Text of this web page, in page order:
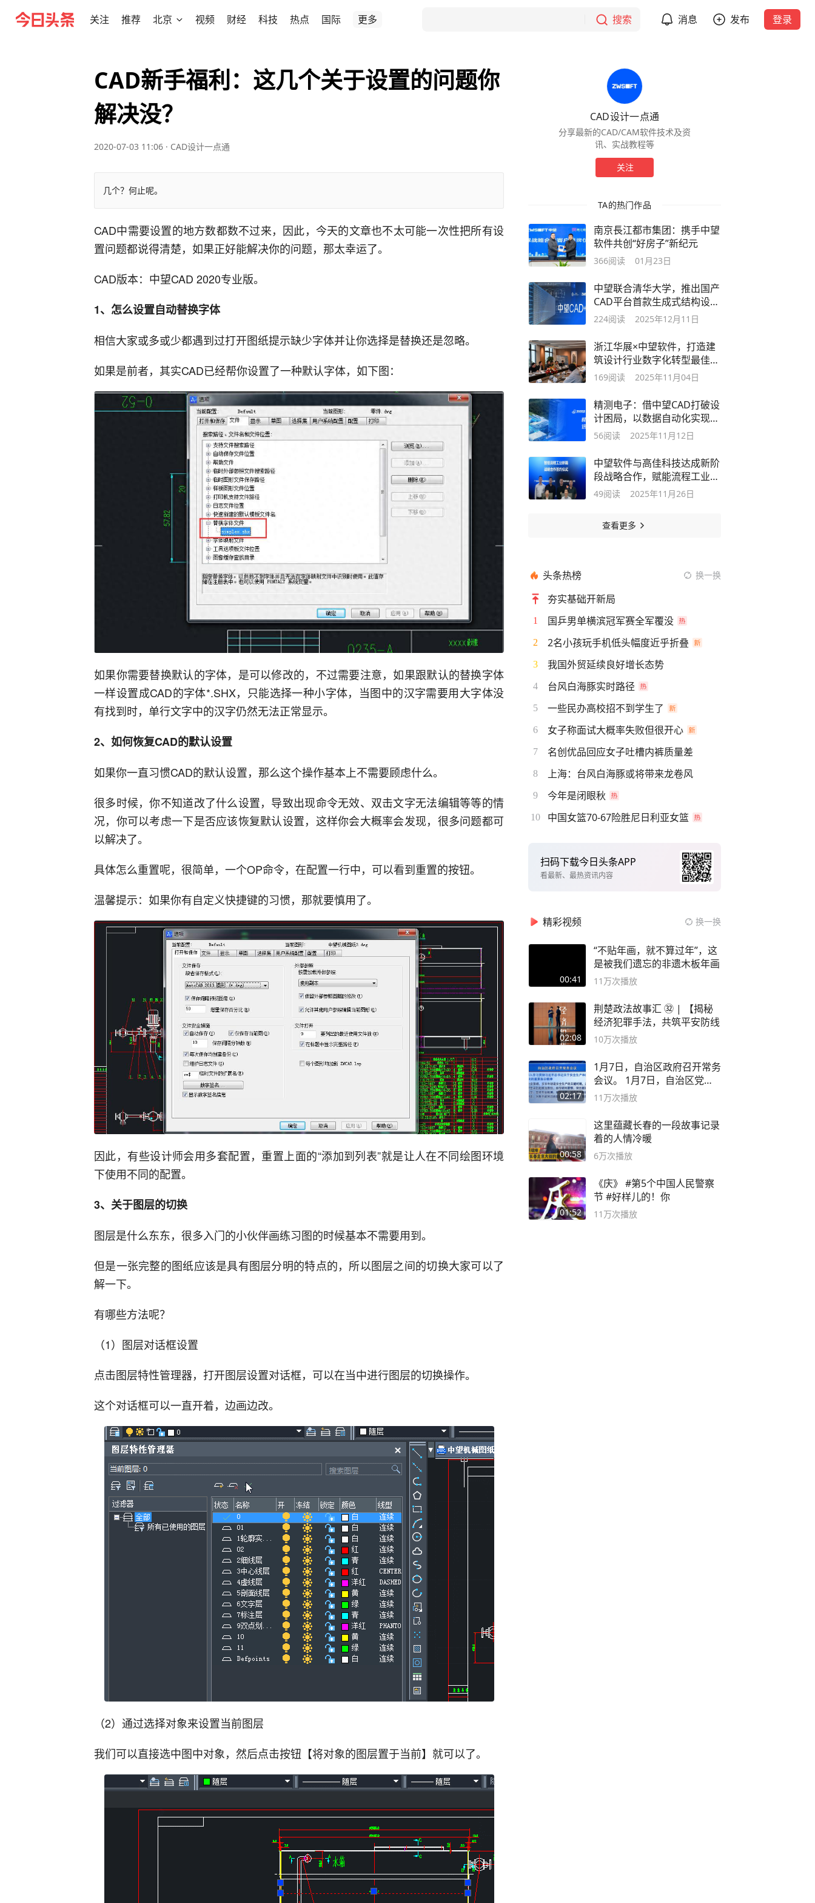
关注 推荐 北京 视频 财经 科技 热点 国际 更多 搜索 消息 发布 登录
CAD新手福利：这几个关于设置的问题你
解决没？
2020-07-03 11:06 · CAD设计一点通
几个？何止呢。
CAD中需要设置的地方数都数不过来，因此，今天的文章也不太可能一次性把所有设
置问题都说得清楚，如果正好能解决你的问题，那太幸运了。
CAD版本：中望CAD 2020专业版。
1、怎么设置自动替换字体
相信大家或多或少都遇到过打开图纸提示缺少字体并让你选择是替换还是忽略。
如果是前者，其实CAD已经帮你设置了一种默认字体，如下图：
如果你需要替换默认的字体，是可以修改的，不过需要注意，如果跟默认的替换字体
一样设置成CAD的字体*.SHX，只能选择一种小字体，当图中的汉字需要用大字体没
有找到时，单行文字中的汉字仍然无法正常显示。
2、如何恢复CAD的默认设置
如果你一直习惯CAD的默认设置，那么这个操作基本上不需要顾虑什么。
很多时候，你不知道改了什么设置，导致出现命令无效、双击文字无法编辑等等的情
况，你可以考虑一下是否应该恢复默认设置，这样你会大概率会发现，很多问题都可
以解决了。
具体怎么重置呢，很简单，一个OP命令，在配置一行中，可以看到重置的按钮。
温馨提示：如果你有自定义快捷键的习惯，那就要慎用了。
因此，有些设计师会用多套配置，重置上面的“添加到列表”就是让人在不同绘图环境
下使用不同的配置。
3、关于图层的切换
图层是什么东东，很多入门的小伙伴画练习图的时候基本不需要用到。
但是一张完整的图纸应该是具有图层分明的特点的，所以图层之间的切换大家可以了
解一下。
有哪些方法呢？
（1）图层对话框设置
点击图层特性管理器，打开图层设置对话框，可以在当中进行图层的切换操作。
这个对话框可以一直开着，边画边改。
（2）通过选择对象来设置当前图层
我们可以直接选中图中对象，然后点击按钮【将对象的图层置于当前】就可以了。
CAD设计一点通
分享最新的CAD/CAM软件技术及资
讯、实战教程等
关注
TA的热门作品
南京長江都市集团：携手中望
软件共创“好房子”新纪元
366阅读 01月23日
中望联合清华大学，推出国产
CAD平台首款生成式结构设计
AI助手
224阅读 2025年12月11日
浙江华展×中望软件，打造建
筑设计行业数字化转型最佳实
践
169阅读 2025年11月04日
精测电子：借中望CAD打破设
计困局，以数据自动化实现降
本增效
56阅读 2025年11月12日
中望软件与高佳科技达成新阶
段战略合作，赋能流程工业自
主创新
49阅读 2025年11月26日
查看更多
头条热榜 换一换
夯实基础开新局
1 国乒男单横滨冠军赛全军覆没
2 2名小孩玩手机低头幅度近乎折叠
3 我国外贸延续良好增长态势
4 台风白海豚实时路径
5 一些民办高校招不到学生了
6 女子称面试大概率失败但很开心
7 名创优品回应女子吐槽内裤质量差
8 上海：台风白海豚或将带来龙卷风
9 今年是闭眼秋
10 中国女篮70-67险胜尼日利亚女篮
扫码下载今日头条APP
看最新、最热资讯内容
精彩视频 换一换
00:41
“不贴年画，就不算过年”，这
是被我们遗忘的非遗木板年画
11万次播放
02:08
荆楚政法故事汇 ㉜ | 【揭秘
经济犯罪手法，共筑平安防线
10万次播放
02:17
1月7日，自治区政府召开常务
会议。 1月7日，自治区党委
副书记
11万次播放
00:58
这里蕴藏长春的一段故事记录
着的人情冷暖
6万次播放
01:52
《庆》 #第5个中国人民警察
节 #好样儿的！你
11万次播放